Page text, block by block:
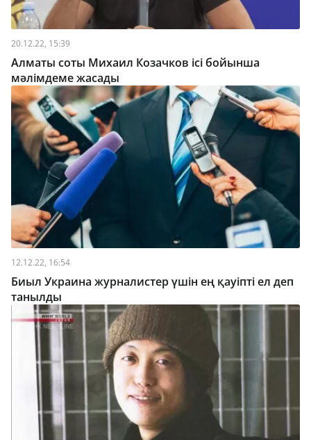
20.12.22, 15:39
Алматы соты Михаил Козачков ісі бойынша
мәлімдеме жасады
12.12.22, 16:54
Биыл Украина журналистер үшін ең қауіпті ел деп
танылды